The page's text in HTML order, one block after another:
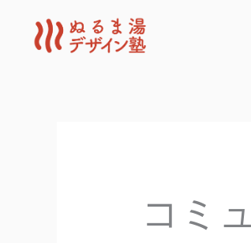
コミ